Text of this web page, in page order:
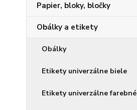
Papier, bloky, bločky
Obálky a etikety
Obálky
Etikety univerzálne biele
Etikety univerzálne farebné